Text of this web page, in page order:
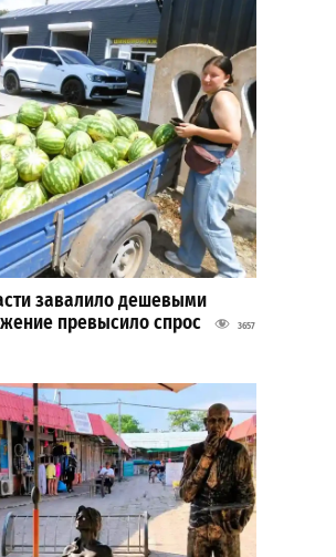
завалило дешевыми
превысило спрос
3657